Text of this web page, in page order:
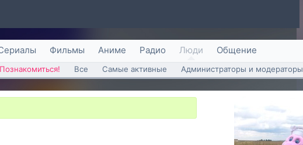
Фильмы Аниме Радио Люди Общение
Познакомиться! Все Самые активные Администраторы и модераторы